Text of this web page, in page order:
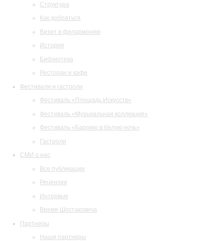
Структура
Как добраться
Визит в филармонию
История
Библиотека
Ресторан и кафе
Фестивали и гастроли
Фестиваль «Площадь Искусств»
Фестиваль «Музыкальная коллекция»
Фестиваль «Барокко в белую ночь»
Гастроли
СМИ о нас
Все публикации
Рецензии
Интервью
Время Шостаковича
Партнеры
Наши партнеры